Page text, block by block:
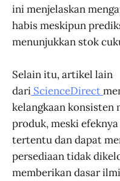
ini menjelaskan
habis meskipun
menunjukkan stok
Selain itu, artikel lain
dari ScienceDirect
kelangkaan konsisten
produk, meski
tertentu dan dapat
persediaan tidak
memberikan dasar